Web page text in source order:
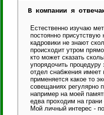
В компании я
Естественно изучаю
постоянно
кадровики не знают
происходит утром
кто может сказать
упорядочить процедуру
отдел снабжения имеет
применяется какое то
совещаниях регулярно
например на моей
едва проходим на
Мой личный интерес -